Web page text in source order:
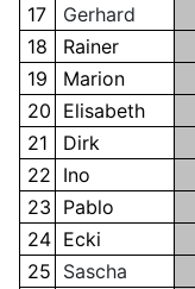
17
Gerhard
18
Rainer
19
Marion
20 Elisabeth
21
Dirk
22 Ino
23 Pablo
24 Ecki
25 Sascha